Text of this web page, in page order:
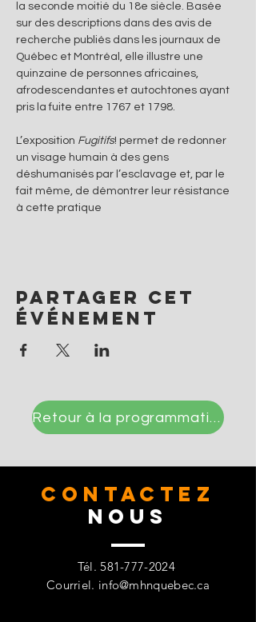
la seconde moitié du 18e siècle. Basée
sur des descriptions dans des avis de
recherche publiés dans les journaux de
Québec et Montréal, elle illustre une
quinzaine de personnes africaines,
afrodescendantes et autochtones ayant
pris la fuite entre 1767 et 1798.
L’exposition Fugitifs! permet de redonner
un visage humain à des gens
déshumanisés par l’esclavage et, par le
fait même, de démontrer leur résistance
à cette pratique
Partager cet
événement
Retour à la programmation
CONTACTez
Nous
Tél.581-777-2024
Courriel. info@mhnquebec.ca